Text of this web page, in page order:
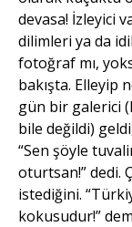
devasa! İzleyici
dilimleri ya da
fotoğraf mı,
bakışta. Elleyip
gün bir galerici
bile değildi)
“Sen şöyle
oturtsan!” dedi.
istediğini.
kokusudur!”